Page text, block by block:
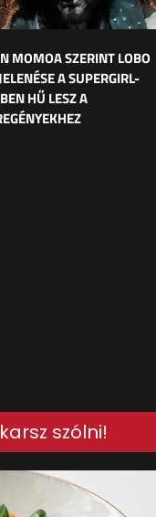
MOMOA SZERINT LOBO
A SUPERGIRL-
HŰ LESZ A
szólni!